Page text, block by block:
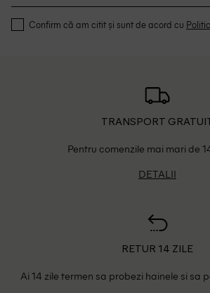
Confirm că am citit și sunt de acord cu
TRANSPORT GRATUIT
Pentru comenzile mai mari de
DETALII
RETUR 14 ZILE
Ai 14 zile termen sa probezi hainele si sa